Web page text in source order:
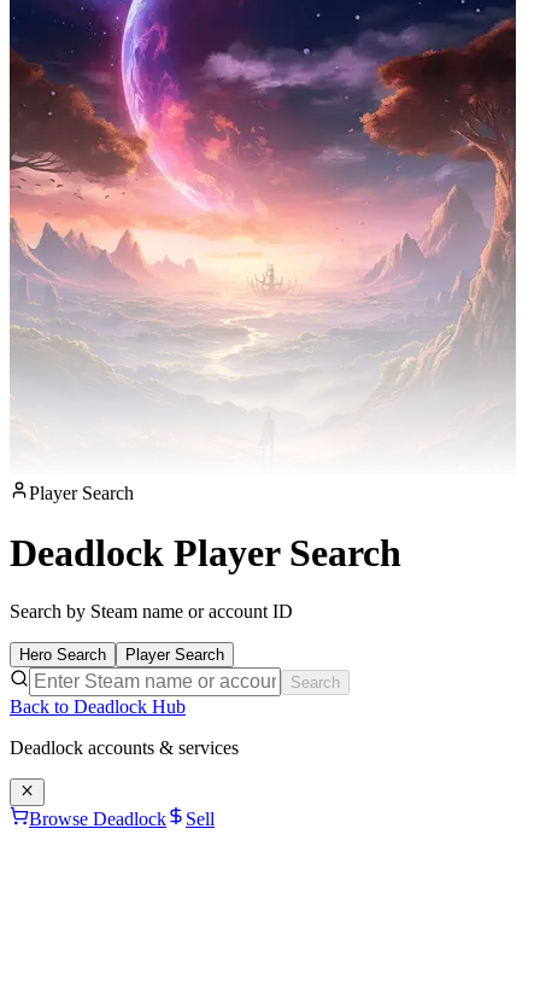
Player Search
Deadlock Player Search
Search by Steam name or account ID
Hero Search
Player Search
Search
Back to Deadlock Hub
Deadlock accounts & services
Browse Deadlock Sell